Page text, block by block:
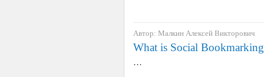
Автор: Малкин Алексей Викторович
What is Social
…